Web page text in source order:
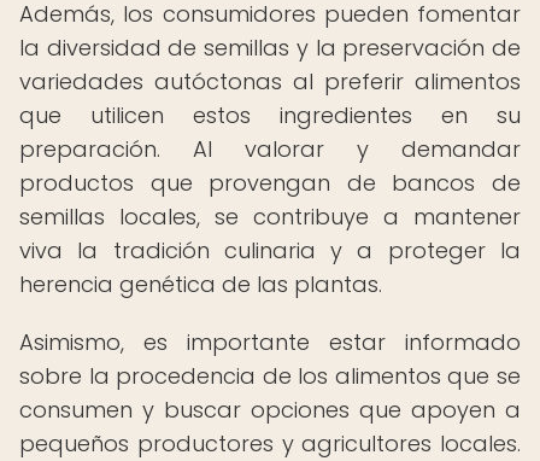
Además, los consumidores pueden fomentar
la diversidad de semillas y la preservación de
variedades autóctonas al preferir alimentos
que utilicen estos ingredientes en su
preparación. Al valorar y demandar
productos que provengan de bancos de
semillas locales, se contribuye a mantener
viva la tradición culinaria y a proteger la
herencia genética de las plantas.
Asimismo, es importante estar informado
sobre la procedencia de los alimentos que se
consumen y buscar opciones que apoyen a
pequeños productores y agricultores locales.